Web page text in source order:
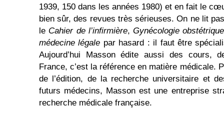
1939, 150 dans les années 1980) et en fait le
bien sûr, des revues très sérieuses. On ne lit
le Cahier de l’infirmière,Gynécologie
médecine légale par hasard : il faut être
Aujourd’hui Masson édite aussi des cours,
France, c’est la référence en matière médicale.
de l’édition, de la recherche universitaire et
futurs médecins, Masson est une entreprise
recherche médicale française.